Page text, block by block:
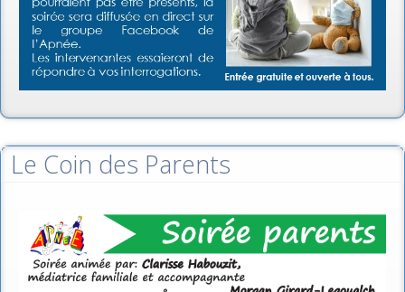
Le Coin des Parents